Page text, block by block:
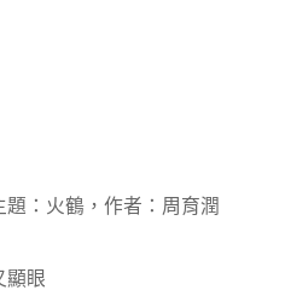
：火鶴，作者：周育潤
顯眼